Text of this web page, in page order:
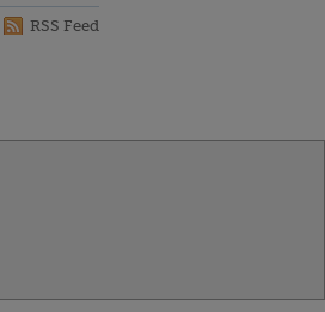
RSS Feed